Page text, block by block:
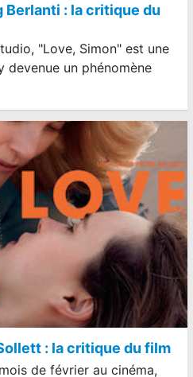
Berlanti : la critique du
"Love, Simon" est une
devenue un phénomène
: la critique du film
de février au cinéma,